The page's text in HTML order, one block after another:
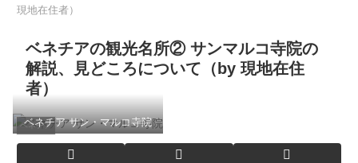
現地在住者）
ベネチアの観光名所② サンマルコ寺院の
解説、見どころについて（by 現地在住
者）
ベネチア
ベネチア サン・マルコ寺院